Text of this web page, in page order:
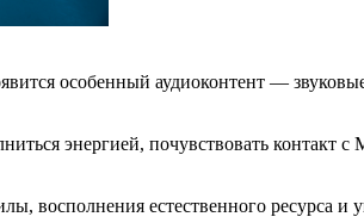
особенный аудиоконтент —
энергией, почувствовать
восполнения естественного ресурса